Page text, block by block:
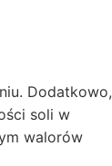
Dodatkowo,
soli w
walorów